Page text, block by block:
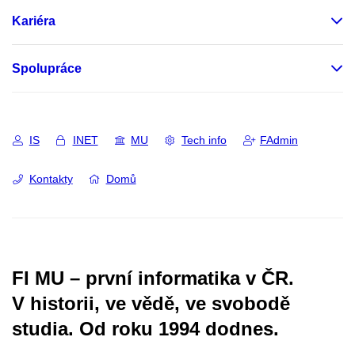
Kariéra
Spolupráce
IS INET MU Tech info FAdmin
Kontakty Domů
FI MU – první informatika v ČR.
V historii, ve vědě, ve svobodě
studia. Od roku 1994 dodnes.